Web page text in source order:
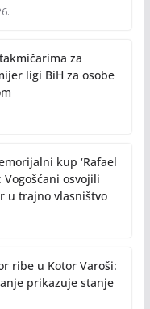
za
ligi BiH za osobe
kup ‘Rafael
Vogošćani osvojili
u trajno vlasništvo
ribe u Kotor Varoši:
prikazuje stanje